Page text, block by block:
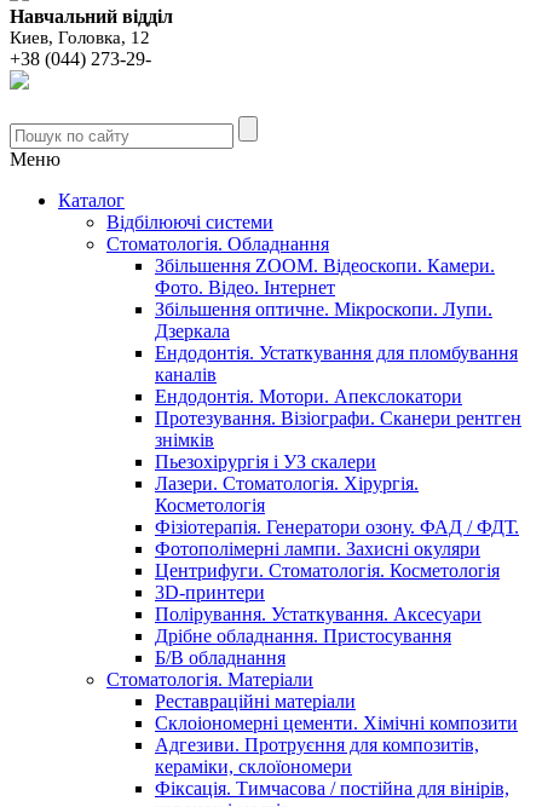
Навчальний відділ
Киев, Головка, 12
+38 (044) 273-29-
Меню
Каталог
Відбілюючі системи
Стоматологія. Обладнання
Збільшення ZOOM. Відеоскопи. Камери.
Фото. Відео. Інтернет
Збільшення оптичне. Мікроскопи. Лупи.
Дзеркала
Ендодонтія. Устаткування для пломбування
каналів
Ендодонтія. Мотори. Апекслокатори
Протезування. Візіографи. Сканери рентген
знімків
Пьезохірургія і УЗ cкалери
Лазери. Стоматологія. Хірургія.
Косметологія
Фізіотерапія. Генератори озону. ФАД / ФДТ.
Фотополімерні лампи. Захисні окуляри
Центрифуги. Стоматологія. Косметологія
3D-принтери
Полірування. Устаткування. Аксесуари
Дрібне обладнання. Пристосування
Б/В обладнання
Стоматологія. Матеріали
Реставраційні матеріали
Склоіономерні цементи. Хімічні композити
Адгезиви. Протруєння для композитів,
кераміки, склоїономери
Фіксація. Тимчасова / постійна для вінірів,